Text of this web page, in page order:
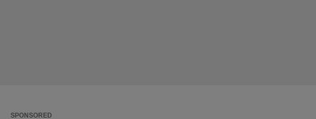
SPONSORED